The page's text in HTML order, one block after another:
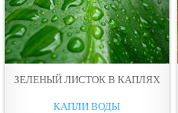
ЗЕЛЕНЫЙ ЛИСТОК В КАПЛЯХ
КАПЛИ ВОДЫ